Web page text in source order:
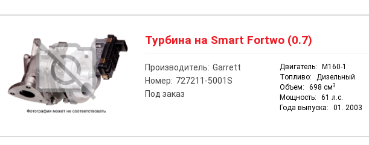
Турбина на Smart Fortwo (0.7)
Производитель: Garrett
Номер: 727211-5001S
Под заказ
Двигатель:
M160-1
Топливо:
Дизельный
Объем:
698 см3
Мощность:
61 л.с.
Года выпуска:
01. 2003